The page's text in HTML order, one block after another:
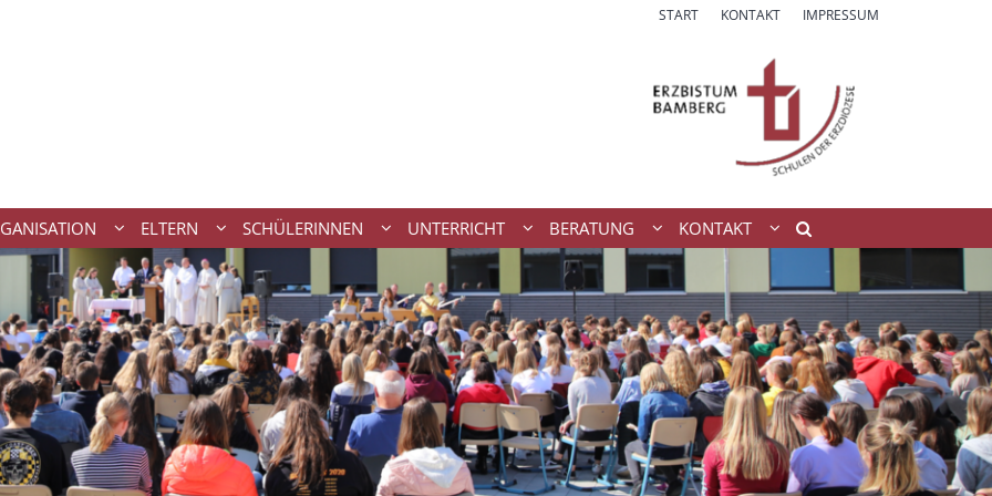
START KONTAKT IMPRESSUM
ELTERN SCHÜLERINNEN UNTERRICHT BERATUNG KONTAKT